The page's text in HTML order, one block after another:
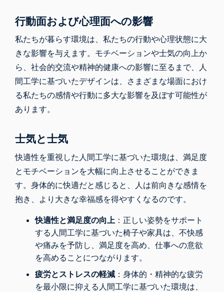
行動面および心理面への影響
私たちが暮らす環境は、私たちの行動や心理状態に大
きな影響を与えます。モチベーションや士気の向上か
ら、社会的交流や精神的健康への影響に至るまで、人
間工学に基づいたデザインは、さまざまな場面におけ
る私たちの感情や行動に多大な影響を及ぼす可能性が
あります。
士気と士気
快適性を重視した人間工学に基づいた環境は、満足度
とモチベーションを大幅に向上させることができま
す。身体的に快適だと感じると、人は前向きな感情を
抱き、より大きな幸福感を得やすくなるのです。
快適性と満足度の向上 ：正しい姿勢をサポート
する人間工学に基づいた椅子や家具は、不快感
や痛みを予防し、満足度を高め、仕事への意欲
を高めることにつながります。
疲労とストレスの軽減 ：身体的・精神的な疲労
を最小限に抑える人間工学に基づいた環境は、